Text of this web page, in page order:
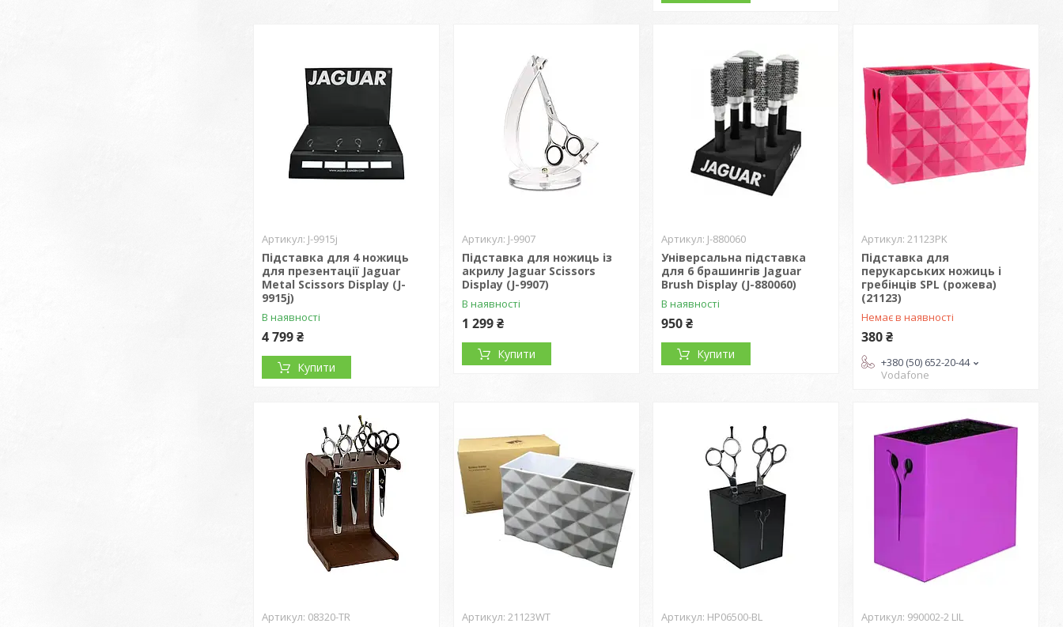
J-9915j
Підставка для 4 ножиць
для презентації Jaguar
Metal Scissors Display (J-
9915j)
В наявності
4 799 ₴
Купити
J-9907
Підставка для ножиць із
акрилу Jaguar Scissors
Display (J-9907)
В наявності
1 299 ₴
Купити
J-880060
Універсальна підставка
для 6 брашингів Jaguar
Brush Display (J-880060)
В наявності
950 ₴
Купити
21123PK
Підставка для
перукарських ножиць і
гребінців SPL (рожева)
(21123)
Немає в наявності
380 ₴
+380 (50) 652-20-44
Vodafone
08320-TR 21123WT HP06500-BL 990002-2 LIL